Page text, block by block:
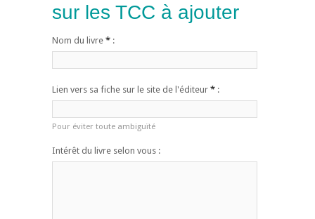
sur les TCC à ajouter
Nom du livre * :
Lien vers sa fiche sur le site de l'éditeur * :
Pour éviter toute ambiguïté
Intérêt du livre selon vous :